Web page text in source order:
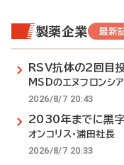
製薬企業 最新
RSV抗体の2回目
MSDのエヌフロンシア
2026/8/7 20:43
2030年までに黒
オンコリス・浦田社長
2026/8/7 20:33